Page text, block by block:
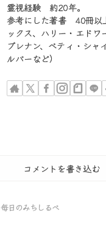
霊視経験 約20年。
参考にした著書 40冊以
ックス、ハリー・エドワ
ブレナン、ベティ・シャ
ルバーなど）
コメントを書き込む
毎日のみちしるべ